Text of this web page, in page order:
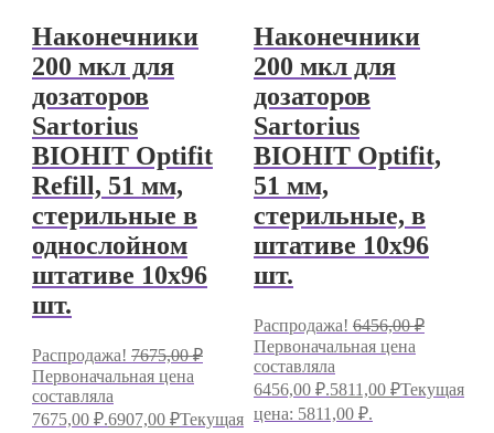
Наконечники
200 мкл для
дозаторов
Sartorius
BIOHIT Optifit
Refill, 51 мм,
стерильные в
однослойном
штативе 10х96
шт.
Распродажа! 7675,00₽
Первоначальная цена
составляла
7675,00 ₽.6907,00 ₽Текущая
Наконечники
200 мкл для
дозаторов
Sartorius
BIOHIT Optifit,
51 мм,
стерильные, в
штативе 10х96
шт.
Распродажа! 6456,00₽
Первоначальная цена
составляла
6456,00 ₽.5811,00 ₽Текущая
цена: 5811,00 ₽.